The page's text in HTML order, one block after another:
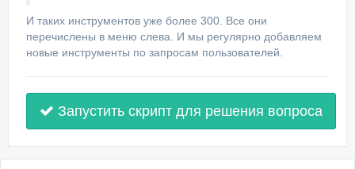
И таких инструментов уже более 300. Все они
перечислены в меню слева. И мы регулярно добавляем
новые инструменты по запросам пользователей.
Запустить скрипт для решения вопроса